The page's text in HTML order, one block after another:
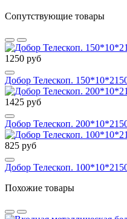
Сопутствующие товары
1250 руб
Добор Телескоп.
1425 руб
Добор Телескоп.
825 руб
Добор Телескоп.
Похожие товары